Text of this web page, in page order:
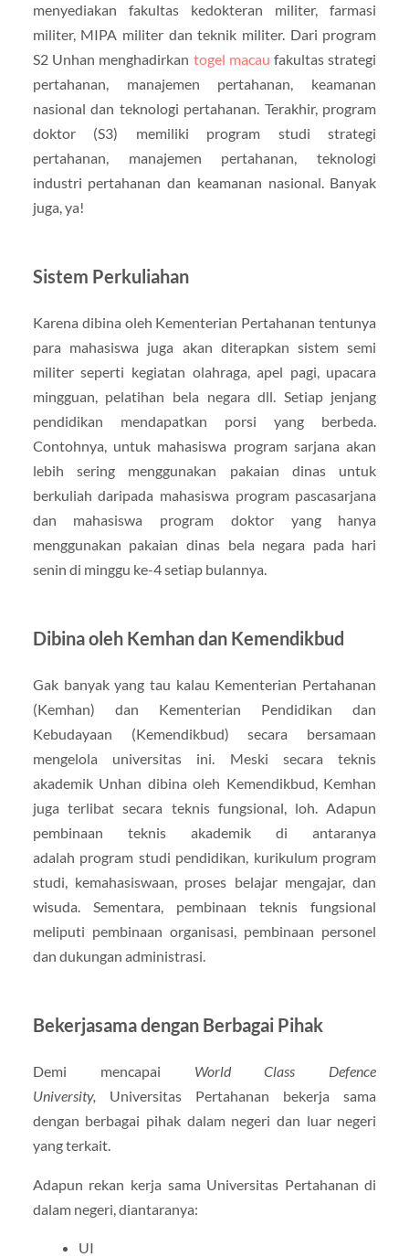
menyediakan fakultas kedokteran militer, farmasi
militer, MIPA militer dan teknik militer. Dari program
S2 Unhan menghadirkan togel macau fakultas strategi
pertahanan, manajemen pertahanan, keamanan
nasional dan teknologi pertahanan. Terakhir, program
doktor (S3) memiliki program studi strategi
pertahanan, manajemen pertahanan, teknologi
industri pertahanan dan keamanan nasional. Banyak
juga, ya!
Sistem Perkuliahan
Karena dibina oleh Kementerian Pertahanan tentunya
para mahasiswa juga akan diterapkan sistem semi
militer seperti kegiatan olahraga, apel pagi, upacara
mingguan, pelatihan bela negara dll. Setiap jenjang
pendidikan mendapatkan porsi yang berbeda.
Contohnya, untuk mahasiswa program sarjana akan
lebih sering menggunakan pakaian dinas untuk
berkuliah daripada mahasiswa program pascasarjana
dan mahasiswa program doktor yang hanya
menggunakan pakaian dinas bela negara pada hari
senin di minggu ke-4 setiap bulannya.
Dibina oleh Kemhan dan Kemendikbud
Gak banyak yang tau kalau Kementerian Pertahanan
(Kemhan) dan Kementerian Pendidikan dan
Kebudayaan (Kemendikbud) secara bersamaan
mengelola universitas ini. Meski secara teknis
akademik Unhan dibina oleh Kemendikbud, Kemhan
juga terlibat secara teknis fungsional, loh. Adapun
pembinaan teknis akademik di antaranya
adalah program studi pendidikan, kurikulum program
studi, kemahasiswaan, proses belajar mengajar, dan
wisuda. Sementara, pembinaan teknis fungsional
meliputi pembinaan organisasi, pembinaan personel
dan dukungan administrasi.
Bekerjasama dengan Berbagai Pihak
Demi mencapai World Class Defence
University, Universitas Pertahanan bekerja sama
dengan berbagai pihak dalam negeri dan luar negeri
yang terkait.
Adapun rekan kerja sama Universitas Pertahanan di
dalam negeri, diantaranya:
UI